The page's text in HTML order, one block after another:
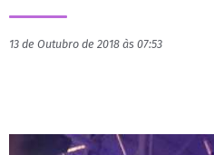
13 de Outubro de 2018 às 07:53